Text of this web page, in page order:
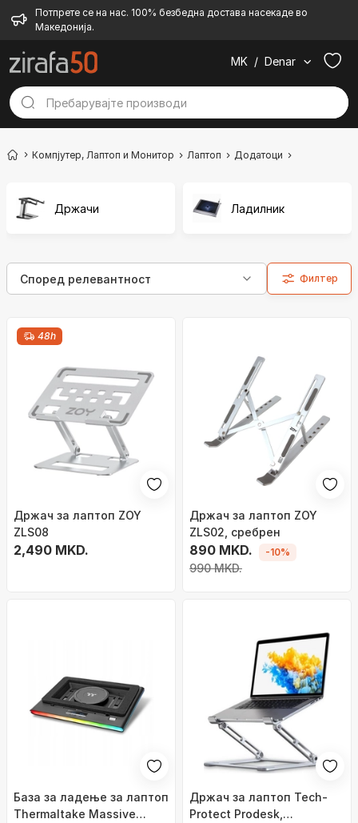
Потпрете се на нас. 100% безбедна достава насекаде во
Македонија.
MK / Denar
Компјутер, Лаптоп и Монитор Лаптоп Додатоци
Држачи Ладилник
Филтер
48h
Држач за лаптоп ZOY
ZLS08
2,490 MKD.
Држач за лаптоп ZOY
ZLS02, сребрен
890 MKD.
990 MKD.
-10%
База за ладење за лаптоп
Thermaltake Massive
Држач за лаптоп Tech-
Protect Prodesk,